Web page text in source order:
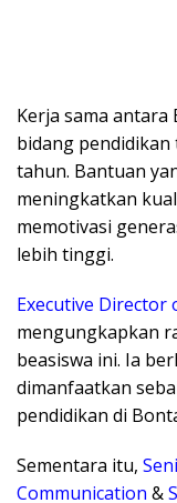
Kerja sama antara
bidang
tahun. Bantuan
meningkatkan
memotivasi
lebih tinggi.
Executive Director
mengungkapkan
beasiswa ini. Ia
dimanfaatkan
pendidikan di
Sementara itu,
Communication &